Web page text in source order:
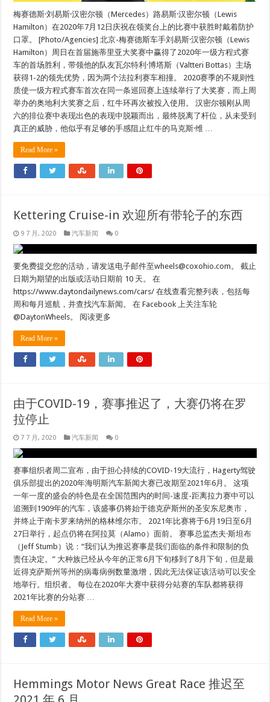
梅赛德斯·刘易斯·汉密尔顿（Mercedes）路易斯·汉密尔顿（Lewis
Hamilton）在2020年7月12日庆祝在领奖台上的比赛中获胜时戴着防护
口罩。 [Photo/Agencies] 北京-梅赛德斯车手刘易斯·汉密尔顿（Lewis
Hamilton）周日在首届施蒂里亚大奖赛中赢得了2020年一级方程式赛
车的首场胜利，带领他的队友瓦尔特利·博塔斯（Valtteri Bottas）主场
获得1-2的领先优势，因为两个法拉利赛车相撞。 2020赛季的不规则性
质使一级方程式赛车首次在同一条巡回赛上连续举行了大奖赛，而上周
举办的奥地利大奖赛之后，红牛环再次被投入使用。 汉密尔顿刚从周
六的排位赛中表现出色的表现中脱颖而出，最终脱离了杆位，从未受到
真正的威胁，他似乎有足够的手感阻止红牛的马克斯·维 …
Read More »
Kettering Cruise-in 欢迎所有带轮子的东西
9 7 月, 2020 汽车新闻 0
要免费提交您的活动，请发送电子邮件至wheels@coxohio.com。 截止
日期为期望的出版或活动日期前 10 天。 在
https://www.daytondailynews.com/cars/ 在线查看完整列表，包括每
周和每月巡航，并查找汽车新闻。 在 Facebook 上关注车轮
@DaytonWheels。 阅读更多
Read More »
由于COVID-19，赛事推迟了，大赛仍将在罗
拉停止
7 7 月, 2020 汽车新闻 0
赛事组织者周二宣布，由于担心持续的COVID-19大流行，Hagerty驾驶
俱乐部提出的2020年海明斯汽车新闻大赛已改期至2021年6月。 这项
一年一度的盛会的特色是在全国范围内的时间-速度-距离拉力赛中可以
追溯到1909年的汽车，该盛事仍将始于德克萨斯州的圣安东尼奥市，
并终止于南卡罗来纳州的格林维尔市。 2021年比赛将于6月19日至6月
27日举行，起点仍将在阿拉莫（Alamo）面前。 赛事总监杰夫·斯坦布
（Jeff Stumb）说：“我们认为推迟赛事是我们面临的条件和限制的负
责任决定。” 大种族已经从今年的正常6月下旬移到了8月下旬，但是最
近得克萨斯州等州的病毒病例数量激增，因此无法保证该活动可以安全
地举行。组织者。 每位在2020年大赛中获得分站赛的车队都将获得
2021年比赛的分站赛 …
Read More »
Hemmings Motor News Great Race 推迟至